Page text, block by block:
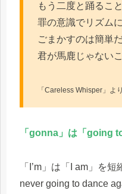
もう二度と踊るこ
罪の意識でリズム
ごまかすのは簡単
君が馬鹿じゃない
「Careless Whisper」よ
「gonna」は「going to
「I’m」は「I am」を
never going to dance